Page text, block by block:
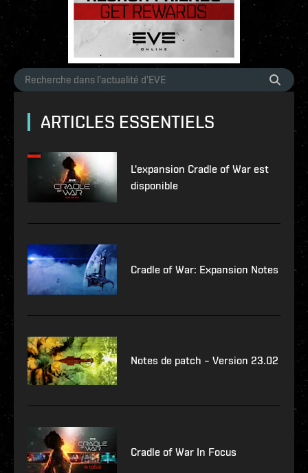
ARTICLES ESSENTIELS
L'expansion Cradle of War est
disponible
Cradle of War: Expansion Notes
Notes de patch – Version 23.02
Cradle of War In Focus